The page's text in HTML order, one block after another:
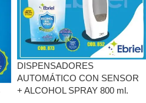
DISPENSADORES
AUTOMÁTICO CON SENSOR
+ ALCOHOL SPRAY 800 ml.